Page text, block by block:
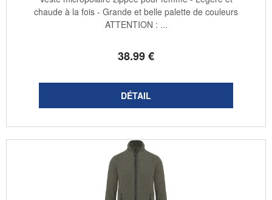
38.99€
chaude à la fois - Grande et belle palette de couleurs
ATTENTION : ...